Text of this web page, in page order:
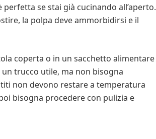
se stai già cucinando all’aperto.
la polpa deve ammorbidirsi e il
coperta o in un sacchetto alimentare
trucco utile, ma non bisogna
non devono restare a temperatura
bisogna procedere con pulizia e